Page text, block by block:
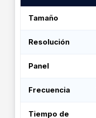
Tamaño
Resolución
Panel
Frecuencia
Tiempo de